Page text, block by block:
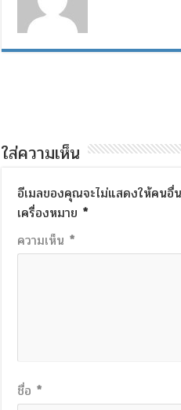
ใส่ความเห็น
อีเมลของคุณจะไม่แสดงให้คนอื่
เครื่องหมาย *
ความเห็น *
ชื่อ *